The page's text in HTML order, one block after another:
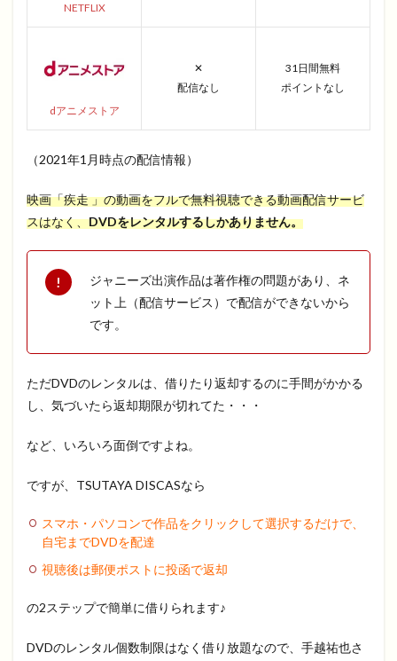
NETFLIX
dアニメストア
✕
配信なし
31日間無料
ポイントなし
（2021年1月時点の配信情報）
映画「疾走 」の動画をフルで無料視聴できる動画配信サービ
スはなく、DVDをレンタルするしかありません。
ジャニーズ出演作品は著作権の問題があり、ネ
ット上（配信サービス）で配信ができないから
です。
ただDVDのレンタルは、借りたり返却するのに手間がかかる
し、気づいたら返却期限が切れてた・・・
など、いろいろ面倒ですよね。
ですが、TSUTAYA DISCASなら
スマホ・パソコンで作品をクリックして選択するだけで、
自宅までDVDを配達
視聴後は郵便ポストに投函で返却
の2ステップで簡単に借りられます♪
DVDのレンタル個数制限はなく借り放題なので、手越祐也さ